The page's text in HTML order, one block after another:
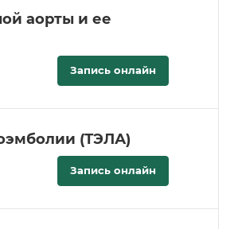
аорты и ее
Запись онлайн
(ТЭЛА)
Запись онлайн